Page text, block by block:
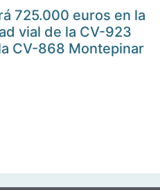
725.000 euros en la
vial de la CV-923
CV-868 Montepinar